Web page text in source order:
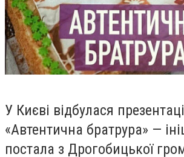
У Києві відбулася
«Автентична братрура» —
постала з Дрогобицької